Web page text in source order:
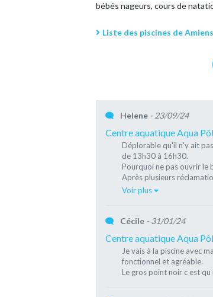
bébés nageurs, cours de
Liste des piscines de Amiens
Helene - 23/09/24
Centre aquatique Aqua
Déplorable qu'il n'y ait
de 13h30 à 16h30.
Pourquoi ne pas ouvrir le
Après plusieurs
Voir plus
Cécile - 31/01/24
Centre aquatique Aqua
Je vais à la piscine avec
fonctionnel et agréable.
Le gros point noir c est qu